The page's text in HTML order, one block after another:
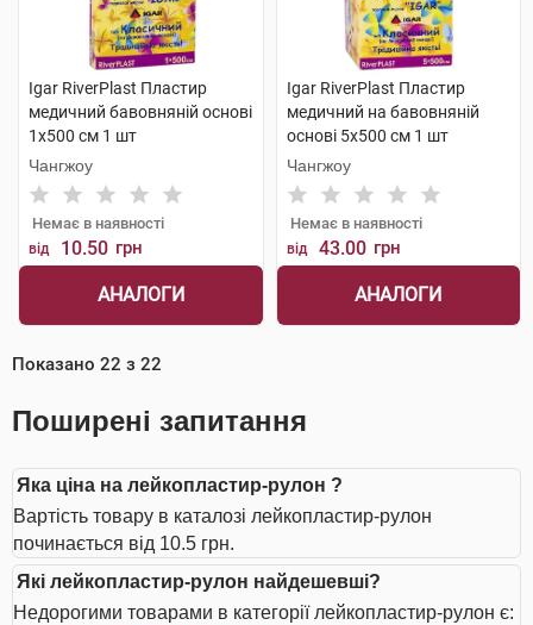
Igar RiverPlast Пластир
медичний бавовняній основі
1х500 см 1 шт
Чангжоу
Немає в наявності
від 10.50 грн
АНАЛОГИ
Igar RiverPlast Пластир
медичний на бавовняній
основі 5х500 см 1 шт
Чангжоу
Немає в наявності
від 43.00 грн
АНАЛОГИ
Показано 22 з 22
Поширені запитання
Яка ціна на лейкопластир-рулон ?
Вартість товару в каталозі лейкопластир-рулон
починається від 10.5 грн.
Які лейкопластир-рулон найдешевші?
Недорогими товарами в категорії лейкопластир-рулон є: